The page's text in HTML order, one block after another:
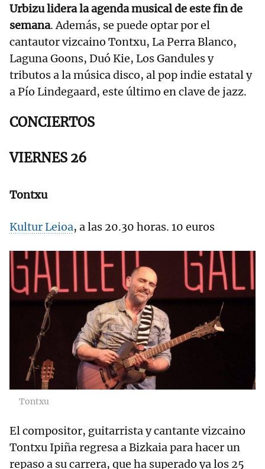
Urbizu lidera la agenda musical de este fin de
semana. Además, se puede optar por el
cantautor vizcaino Tontxu, La Perra Blanco,
Laguna Goons, Duó Kie, Los Gandules y
tributos a la música disco, al pop indie estatal y
a Pío Lindegaard, este último en clave de jazz.
CONCIERTOS
VIERNES 26
Tontxu
Kultur Leioa, a las 20.30 horas. 10 euros
Tontxu
El compositor, guitarrista y cantante vizcaino
Tontxu Ipiña regresa a Bizkaia para hacer un
repaso a su carrera, que ha superado ya los 25